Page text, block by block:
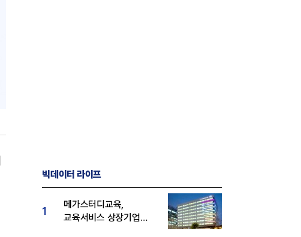
빅데이터 라이프
1
메가스터디교육,
교육서비스 상장기업